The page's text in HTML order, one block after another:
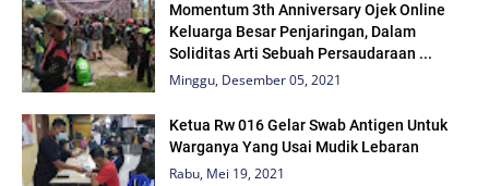
Momentum 3th Anniversary Ojek Online
Keluarga Besar Penjaringan, Dalam
Soliditas Arti Sebuah Persaudaraan ...
Minggu, Desember 05, 2021
Ketua Rw 016 Gelar Swab Antigen Untuk
Warganya Yang Usai Mudik Lebaran
Rabu, Mei 19, 2021